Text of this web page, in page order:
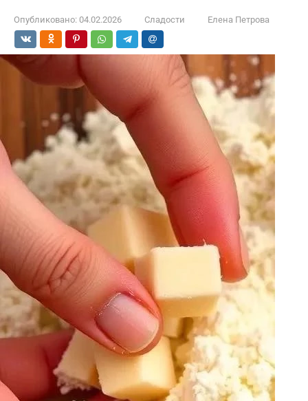
Опубликовано: 04.02.2026 Сладости Елена Петрова